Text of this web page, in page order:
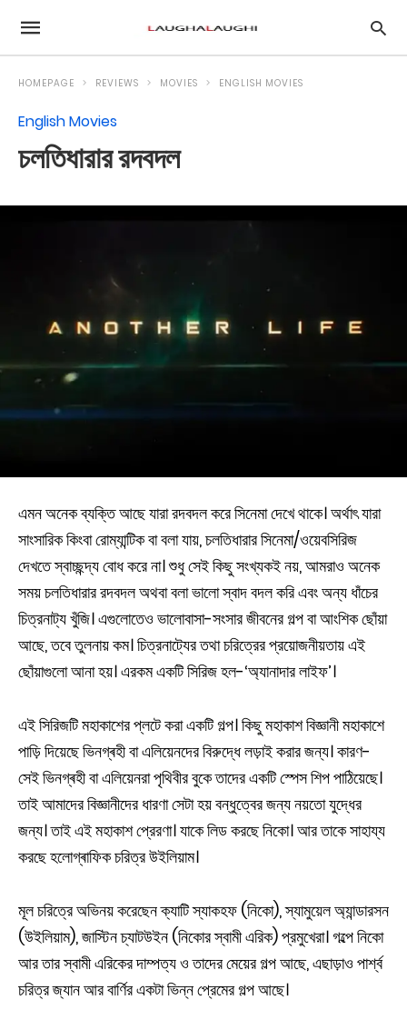
HOMEPAGE REVIEWS MOVIES ENGLISH MOVIES
English Movies
চলতিধারার রদবদল
এমন অনেক ব্যক্তি আছে যারা রদবদল করে সিনেমা দেখে থাকে। অর্থাৎ যারা
সাংসারিক কিংবা রোম্যান্টিক বা বলা যায়, চলতিধারার সিনেমা/ওয়েবসিরিজ
দেখতে স্বাচ্ছন্দ্য বোধ করে না। শুধু সেই কিছু সংখ্যকই নয়, আমরাও অনেক
সময় চলতিধারার রদবদল অথবা বলা ভালো স্বাদ বদল করি এবং অন্য ধাঁচের
চিত্রনাট্য খুঁজি। এগুলোতেও ভালোবাসা-সংসার জীবনের গল্প বা আংশিক ছোঁয়া
আছে, তবে তুলনায় কম। চিত্রনাট্যের তথা চরিত্রের প্রয়োজনীয়তায় এই
ছোঁয়াগুলো আনা হয়। এরকম একটি সিরিজ হল-‘অ্যানাদার লাইফ’।
এই সিরিজটি মহাকাশের প্লটে করা একটি গল্প। কিছু মহাকাশ বিজ্ঞানী মহাকাশে
পাড়ি দিয়েছে ভিনগ্ৰহী বা এলিয়েনদের বিরুদ্ধে লড়াই করার জন্য। কারণ-
সেই ভিনগ্ৰহী বা এলিয়েনরা পৃথিবীর বুকে তাদের একটি স্পেস শিপ পাঠিয়েছে।
তাই আমাদের বিজ্ঞানীদের ধারণা সেটা হয় বন্ধুত্বের জন্য নয়তো যুদ্ধের
জন্য। তাই এই মহাকাশ প্রেরণা। যাকে লিড করছে নিকো। আর তাকে সাহায্য
করছে হলোগ্ৰাফিক চরিত্র উইলিয়াম।
মূল চরিত্রে অভিনয় করেছেন ক্যাটি স্যাকহফ (নিকো), স্যামুয়েল অ্যান্ডারসন
(উইলিয়াম), জাস্টিন চ্যাটউইন (নিকোর স্বামী এরিক) প্রমুখেরা। গল্পে নিকো
আর তার স্বামী এরিকের দাম্পত্য ও তাদের মেয়ের গল্প আছে, এছাড়াও পার্শ্ব
চরিত্র জ্যান আর বার্ণির একটা ভিন্ন প্রেমের গল্প আছে।